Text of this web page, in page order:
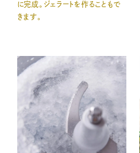
に完成。ジェラートを作ることもで
きます。